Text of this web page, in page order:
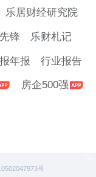
乐居财经研究院
锋 乐财札记
年报 行业报告
房企500强
号